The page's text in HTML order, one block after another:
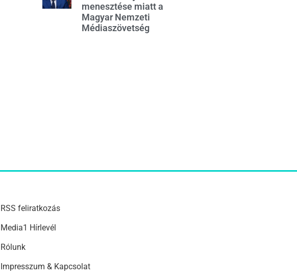
menesztése miatt a
Magyar Nemzeti
Médiaszövetség
RSS feliratkozás
Media1 Hírlevél
Rólunk
Impresszum & Kapcsolat